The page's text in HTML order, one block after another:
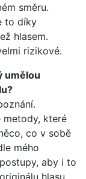
směru.
to díky
hlasem.
rizikové.
umělou
metody, které
co v sobě
mého
aby i to